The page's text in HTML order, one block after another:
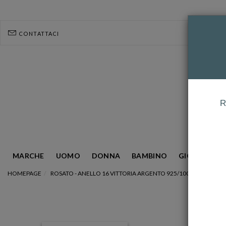
CONTATTACI
MARCHE UOMO DONNA BAMBINO GIOIELLERIA
HOMEPAGE ROSATO - ANELLO 16 VITTORIA ARGENTO 925/1000